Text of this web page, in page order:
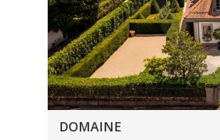
DOMAINE